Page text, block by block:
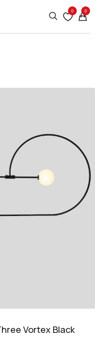
0 0
Vortex Black